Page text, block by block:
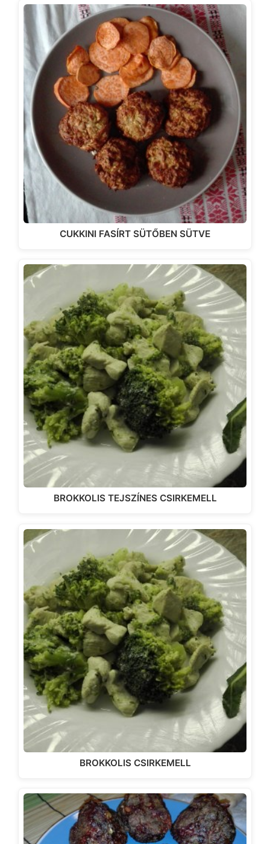
CUKKINI FASÍRT SÜTŐBEN SÜTVE
BROKKOLIS TEJSZÍNES CSIRKEMELL
BROKKOLIS CSIRKEMELL